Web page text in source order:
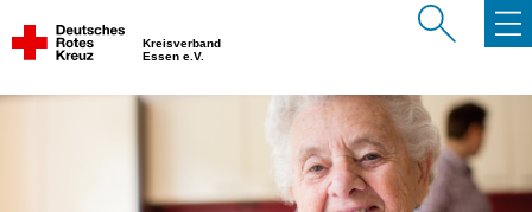
Kreisverband
Essen e.V.